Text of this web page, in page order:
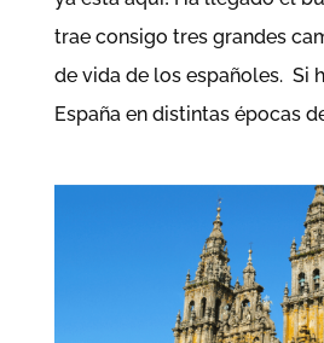
trae consigo tres grandes
de vida de los españoles. Si
España en distintas épocas